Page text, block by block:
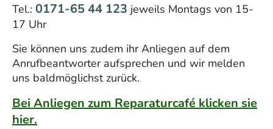
Tel.: 0171-65 44 123 jeweils Montags von 15-
17 Uhr
Sie können uns zudem ihr Anliegen auf dem
Anrufbeantworter aufsprechen und wir melden
uns baldmöglichst zurück.
Bei Anliegen zum Reparaturcafé klicken sie
hier.